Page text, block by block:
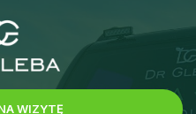
WIZYTĘ